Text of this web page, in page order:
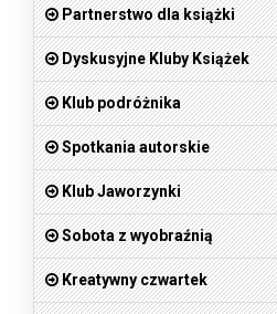
Partnerstwo dla książki
Dyskusyjne Kluby Książek
Klub podróżnika
Spotkania autorskie
Klub Jaworzynki
Sobota z wyobraźnią
Kreatywny czwartek